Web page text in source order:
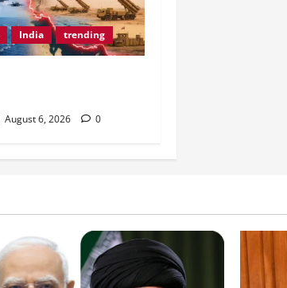
India trending
August 6, 2026 0